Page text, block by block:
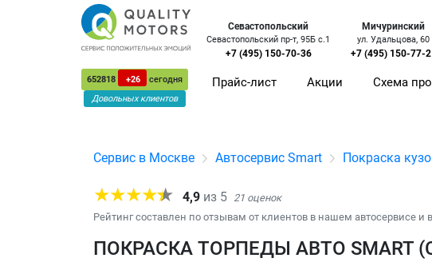
652818 +26
сегодня
Довольных клиентов
Севастопольский
Севастопольский пр-т, 95Б с.1
+7 (495) 150-70-36
Мичуринский
ул. Удальцова, 60
+7 (495) 150-77-
Прайс-лист Акции Схема
Сервис в Москве Автосервис Smart Покраска
4,9 из 5 21 оценок
Рейтинг составлен по отзывам от клиентов в нашем автосервисе и
ПОКРАСКА ТОРПЕДЫ АВТО SMART